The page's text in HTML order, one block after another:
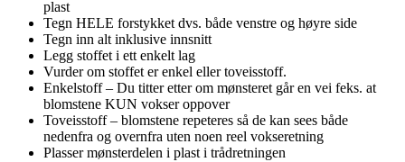
plast
Tegn HELE forstykket dvs. både venstre og høyre side
Tegn inn alt inklusive innsnitt
Legg stoffet i ett enkelt lag
Vurder om stoffet er enkel eller toveisstoff.
Enkelstoff – Du titter etter om mønsteret går en vei feks. at
blomstene KUN vokser oppover
Toveisstoff – blomstene repeteres så de kan sees både
nedenfra og overnfra uten noen reel vokseretning
Plasser mønsterdelen i plast i trådretningen